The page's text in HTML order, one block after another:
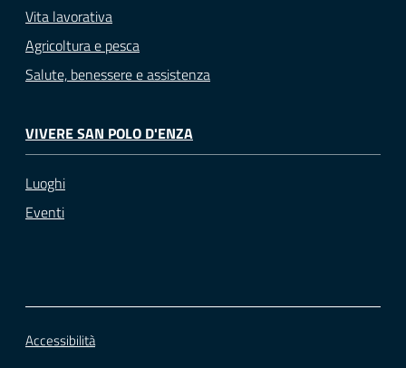
Vita lavorativa
Agricoltura e pesca
Salute, benessere e assistenza
VIVERE SAN POLO D'ENZA
Luoghi
Eventi
Accessibilità